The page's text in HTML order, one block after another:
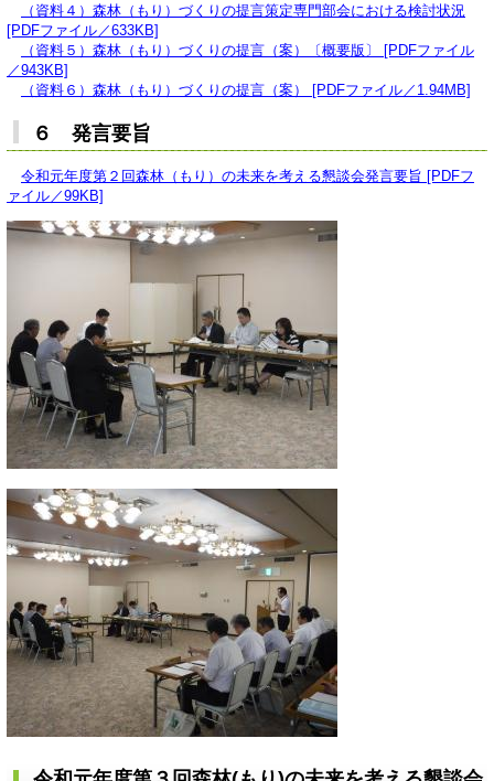
（資料４）森林（もり）づくりの提言策定専門部会における検討状況
[PDFファイル／633KB]
（資料５）森林（もり）づくりの提言（案）〔概要版〕 [PDFファイル
／943KB]
（資料６）森林（もり）づくりの提言（案） [PDFファイル／1.94MB]
６ 発言要旨
令和元年度第２回森林（もり）の未来を考える懇談会発言要旨 [PDFフ
ァイル／99KB]